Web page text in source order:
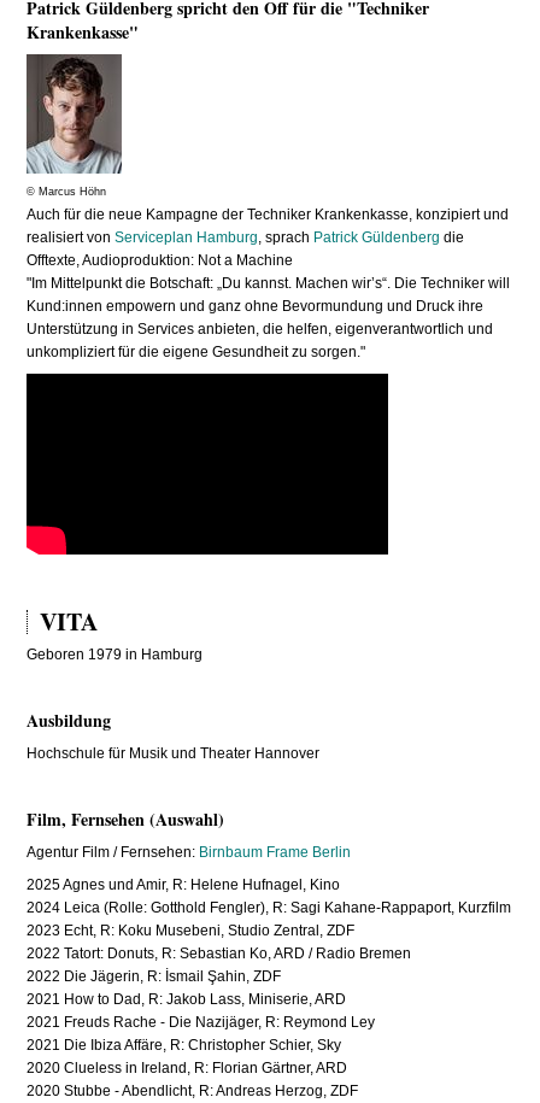
Patrick Güldenberg spricht den Off für die "Techniker
Krankenkasse"
© Marcus Höhn
Auch für die neue Kampagne der Techniker Krankenkasse, konzipiert und
realisiert vonServiceplan Hamburg, sprach Patrick Güldenberg die
Offtexte, Audioproduktion: Not a Machine
"Im Mittelpunkt die Botschaft: „Du kannst. Machen wir’s“. Die Techniker will
Kund:innen empowern und ganz ohne Bevormundung und Druck ihre
Unterstützung in Services anbieten, die helfen, eigenverantwortlich und
unkompliziert für die eigene Gesundheit zu sorgen."
VITA
Geboren 1979 in Hamburg
Ausbildung
Hochschule für Musik und Theater Hannover
Film, Fernsehen (Auswahl)
Agentur Film / Fernsehen: Birnbaum Frame Berlin
2025 Agnes und Amir, R: Helene Hufnagel, Kino
2024 Leica (Rolle: Gotthold Fengler), R: Sagi Kahane-Rappaport, Kurzfilm
2023 Echt, R: Koku Musebeni, Studio Zentral, ZDF
2022 Tatort: Donuts, R: Sebastian Ko, ARD / Radio Bremen
2022 Die Jägerin, R: İsmail Şahin, ZDF
2021 How to Dad, R: Jakob Lass, Miniserie, ARD
2021 Freuds Rache - Die Nazijäger, R: Reymond Ley
2021 Die Ibiza Affäre, R: Christopher Schier, Sky
2020 Clueless in Ireland, R: Florian Gärtner, ARD
2020 Stubbe - Abendlicht, R: Andreas Herzog, ZDF